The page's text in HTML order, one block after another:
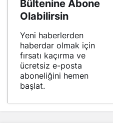
Bültenine Abone
Olabilirsin
Yeni haberlerden
haberdar olmak için
fırsatı kaçırma ve
ücretsiz e-posta
aboneliğini hemen
başlat.